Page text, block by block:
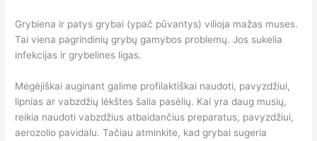
Grybiena ir patys grybai (ypač pūvantys) vilioja mažas muses.
Tai viena pagrindinių grybų gamybos problemų. Jos sukelia
infekcijas ir grybelines ligas.
Mėgėjiškai auginant galime profilaktiškai naudoti, pavyzdžiui,
lipnias ar vabzdžių lėkštes šalia pasėlių. Kai yra daug musių,
reikia naudoti vabzdžius atbaidančius preparatus, pavyzdžiui,
aerozolio pavidalu. Tačiau atminkite, kad grybai sugeria